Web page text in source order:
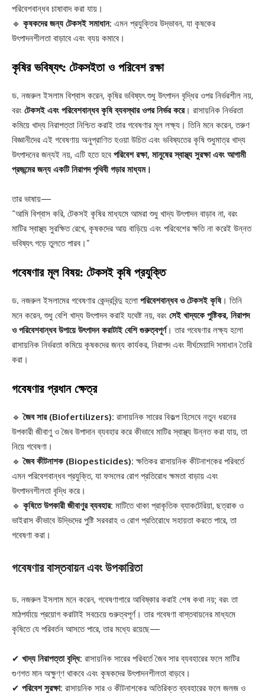
পরিবেশবান্ধব চাষাবাদ করা যায়।
🔹 কৃষকদের জন্য টেকসই সমাধান: এমন প্রযুক্তির উদ্ভাবন, যা কৃষকের
উৎপাদনশীলতা বাড়াবে এবং ব্যয় কমাবে।
কৃষির ভবিষ্যৎ: টেকসইতা ও পরিবেশ রক্ষা
ড. নজরুল ইসলাম বিশ্বাস করেন, কৃষির ভবিষ্যৎ শুধু উৎপাদন বৃদ্ধির ওপর নির্ভরশীল নয়,
বরং টেকসই এবং পরিবেশবান্ধব কৃষি ব্যবস্থার ওপর নির্ভর করে। রাসায়নিক নির্ভরতা
কমিয়ে খাদ্য নিরাপত্তা নিশ্চিত করাই তার গবেষণার মূল লক্ষ্য। তিনি মনে করেন, তরুণ
বিজ্ঞানীদের এই গবেষণায় অনুপ্রাণিত হওয়া উচিত এবং ভবিষ্যতের কৃষি শুধুমাত্র খাদ্য
উৎপাদনের জন্যই নয়, এটি হতে হবে পরিবেশ রক্ষা, মানুষের স্বাস্থ্য সুরক্ষা এবং আগামী
প্রজন্মের জন্য একটি নিরাপদ পৃথিবী গড়ার মাধ্যম।
তার ভাষায়—
“আমি বিশ্বাস করি, টেকসই কৃষির মাধ্যমে আমরা শুধু খাদ্য উৎপাদন বাড়াব না, বরং
মাটির স্বাস্থ্য সুরক্ষিত রেখে, কৃষকদের আয় বাড়িয়ে এবং পরিবেশের ক্ষতি না করেই উন্নত
ভবিষ্যৎ গড়ে তুলতে পারব।”
গবেষণার মূল বিষয়: টেকসই কৃষি প্রযুক্তি
ড. নজরুল ইসলামের গবেষণার কেন্দ্রবিন্দু হলো পরিবেশবান্ধব ও টেকসই কৃষি। তিনি
মনে করেন, শুধু বেশি খাদ্য উৎপাদন করাই যথেষ্ট নয়, বরং সেই খাদ্যকে পুষ্টিকর, নিরাপদ
ও পরিবেশবান্ধব উপায়ে উৎপাদন করাটাই বেশি গুরুত্বপূর্ণ। তার গবেষণার লক্ষ্য হলো
রাসায়নিক নির্ভরতা কমিয়ে কৃষকদের জন্য কার্যকর, নিরাপদ এবং দীর্ঘমেয়াদি সমাধান তৈরি
করা।
গবেষণার প্রধান ক্ষেত্র
🔹জৈব সার (Biofertilizers): রাসায়নিক সারের বিকল্প হিসেবে নতুন ধরনের
উপকারী জীবাণু ও জৈব উপাদান ব্যবহার করে কীভাবে মাটির স্বাস্থ্য উন্নত করা যায়, তা
নিয়ে গবেষণা।
🔹জৈব কীটনাশক (Biopesticides): ক্ষতিকর রাসায়নিক কীটনাশকের পরিবর্তে
এমন পরিবেশবান্ধব প্রযুক্তি, যা ফসলের রোগ প্রতিরোধ ক্ষমতা বাড়ায় এবং
উৎপাদনশীলতা বৃদ্ধি করে।
🔹 কৃষিতে উপকারী জীবাণুর ব্যবহার: মাটিতে থাকা প্রাকৃতিক ব্যাকটেরিয়া, ছত্রাক ও
ভাইরাস কীভাবে উদ্ভিদের পুষ্টি সরবরাহ ও রোগ প্রতিরোধে সহায়তা করতে পারে, তা
গবেষণা করা।
গবেষণার বাস্তবায়ন এবং উপকারিতা
ড. নজরুল ইসলাম মনে করেন, গবেষণাগারে আবিষ্কার করাই শেষ কথা নয়; বরং তা
মাঠপর্যায়ে প্রয়োগ করাটাই সবচেয়ে গুরুত্বপূর্ণ। তার গবেষণা বাস্তবায়নের মাধ্যমে
কৃষিতে যে পরিবর্তন আসতে পারে, তার মধ্যে রয়েছে—
✔ খাদ্য নিরাপত্তা বৃদ্ধি: রাসায়নিক সারের পরিবর্তে জৈব সার ব্যবহারের ফলে মাটির
গুণগত মান অক্ষুণ্ণ থাকবে এবং কৃষকদের উৎপাদনশীলতা বাড়বে।
✔ পরিবেশ সুরক্ষা: রাসায়নিক সার ও কীটনাশকের অতিরিক্ত ব্যবহারের ফলে জলজ ও